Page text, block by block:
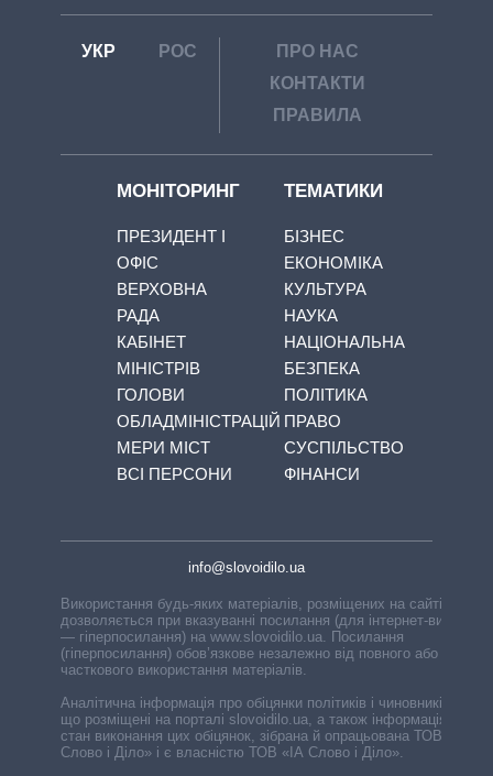
УКР РОС
ПРО НАС
КОНТАКТИ
ПРАВИЛА
МОНІТОРИНГ
ПРЕЗИДЕНТ І
ОФІС
ВЕРХОВНА
РАДА
КАБІНЕТ
МІНІСТРІВ
ГОЛОВИ
ОБЛАДМІНІСТРАЦІЙ
МЕРИ МІСТ
ВСІ ПЕРСОНИ
ТЕМАТИКИ
БІЗНЕС
ЕКОНОМІКА
КУЛЬТУРА
НАУКА
НАЦІОНАЛЬНА
БЕЗПЕКА
ПОЛІТИКА
ПРАВО
СУСПІЛЬСТВО
ФІНАНСИ
info@slovoidilo.ua
Використання будь-яких матеріалів, розміщених на сайті,
дозволяється при вказуванні посилання (для інтернет-видань
— гіперпосилання) на www.slovoidilo.ua. Посилання
(гіперпосилання) обов’язкове незалежно від повного або
часткового використання матеріалів.
Аналітична інформація про обіцянки політиків і чиновників,
що розміщені на порталі slovoidilo.ua, а також інформація про
стан виконання цих обіцянок, зібрана й опрацьована ТОВ «ІА
Слово і Діло» і є власністю ТОВ «ІА Слово і Діло».